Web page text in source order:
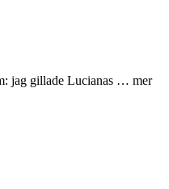
jag gillade Lucianas … mer